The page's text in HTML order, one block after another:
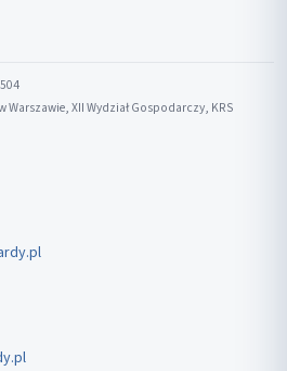
Warszawie, XII Wydział Gospodarczy, KRS